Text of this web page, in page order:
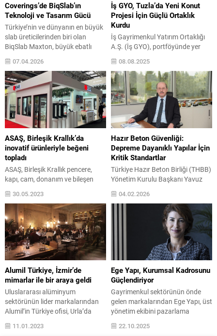
Coverings’de BiqSlab’ın
Teknoloji ve Tasarım Gücü
Türkiye’nin ve dünyanın en büyük
slab üreticilerinden biri olan
BiqSlab Maxton, büyük ebatlı
seramiklerdeki uzmanlığı, estetik
tasarım anlayışı ve dayanım
odaklı teknik özelliklere sahip
koleksiyonlarıyla Coverings
2026’nın ilgi gören markalarından
biri oldu. Mimari özgürlük
sağlayan yenilikçi çözümleriyle
dikkat çeken BiqSlab, uluslararası
sektör profesyonelleriyle bir araya
geldi. Slab üretimi alanında ileri...
07.04.2026
İş GYO, Tuzla’da Yeni Konut
Projesi İçin Güçlü Ortaklık
Kurdu
İş Gayrimenkul Yatırım Ortaklığı
A.Ş. (İş GYO), portföyünde yer
alan Tuzla arsasında hayata
geçirilecek yeni konut projesi için
Akgün Grubu ve Misek İnşaat ile
sözleşme imzaladı. Kurulduğu
günden bu yana, gayrimenkul
sektöründe güvenli, çağdaş,
yatırım değeri yüksek ve
yaşanabilir alanlar yaratmak için
çalışmalarını sürdüren İş GYO,
güçlü finansal yapısı...
08.08.2025
ASAŞ, Birleşik Krallık’da
inovatif ürünleriyle beğeni
topladı
ASAŞ, Birleşik Krallık pencere,
kapı, cam, donanım ve bileşen
endüstrisi için lider ticaret fuarı
olan FIT Show’a katıldı. Bu yıl 23-
25 Mayıs tarihleri arasında
düzenlenen fuarda ASAŞ, modern
tasarıma sahip standı ve inovatif
ürünleriyle büyük beğeni topladı.
Türkiye’nin lider sanayi
kuruluşlarından ASAŞ, 23-25
Mayıs 2023 tarihleri arasına
Birmingham’da düzenlenen...
30.05.2023
Hazır Beton Güvenliği:
Depreme Dayanıklı Yapılar İçin
Kritik Standartlar
Türkiye Hazır Beton Birliği (THBB)
Yönetim Kurulu Başkanı Yavuz
Işık, 6 Şubat Kahramanmaraş
depremlerinin üçüncü yıl
dönümünde yaptığı açıklamada,
depremlerin coğrafyamızın bir
gerçeği olduğunu vurgulayarak,
“Güvenli bir gelecek, geçmişte
yapılan hataların tekrarlanmadığı,
standartlara uygun malzeme ve
doğru mühendislik
uygulamalarının birleştiği sağlam
temeller üzerine yükselebilir.” dedi.
Yavuz Işık, deprem felaketinin
acısını...
04.02.2026
Alumil Türkiye, İzmir’de
mimarlar ile bir araya geldi
Uluslararası alüminyum
sektörünün lider markalarından
Alumil’in Türkiye ofisi, Urla’da
Serbest Mimarlar Derneği’nin
İzmir’deki üyeleriyle bir araya
11.01.2023
Ege Yapı, Kurumsal Kadrosunu
Güçlendiriyor
Gayrimenkul sektörünün önde
gelen markalarından Ege Yapı, üst
yönetim ekibini pazarlama
dünyasından deneyimli bir isimle
güçlendirdi. Bilge Onur
22.10.2025